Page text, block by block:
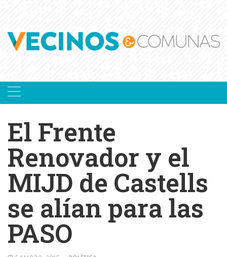
El Frente
Renovador y el
MIJD de Castells
se alían para las
PASO